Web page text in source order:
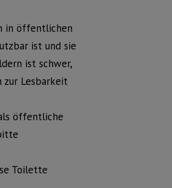
in öffentlichen
ist und sie
ist schwer,
zur Lesbarkeit
öffentliche
Toilette